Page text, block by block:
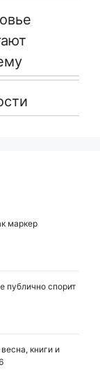
маркер
публично спорит
книги и